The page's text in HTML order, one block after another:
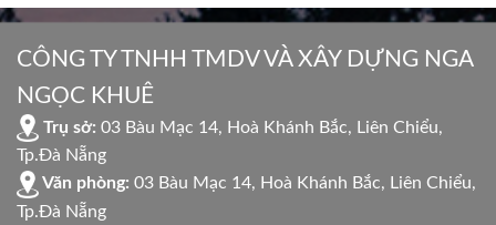
CÔNG TY TNHH TMDV VÀ XÂY DỰNG NGA
NGỌC KHUÊ
Trụ sở: 03 Bàu Mạc 14, Hoà Khánh Bắc, Liên Chiểu,
Tp.Đà Nẵng
Văn phòng: 03 Bàu Mạc 14, Hoà Khánh Bắc, Liên Chiểu,
Tp.Đà Nẵng